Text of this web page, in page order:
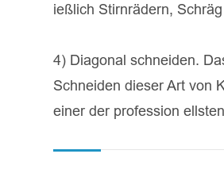
ießlich Stirnrädern,
4) Diagonal schneiden.
Schneiden dieser Art von
einer der profession